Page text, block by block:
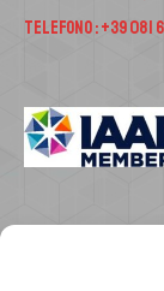
Telefono : +39 081